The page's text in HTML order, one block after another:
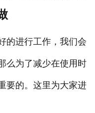
资质荣誉
进行工作，我们会
么为了减少在使用时
要的。这里为大家进